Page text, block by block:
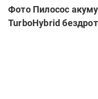
Фото Пилосос
TurboHybrid